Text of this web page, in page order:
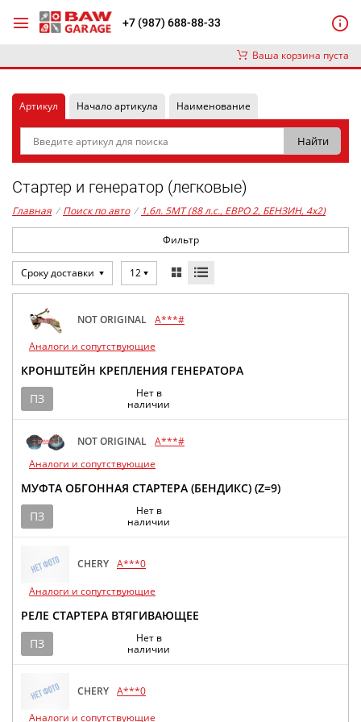
+7 (987) 688-88-33
Ваша корзина пуста
Артикул Начало артикула Наименование
Стартер и генератор (легковые)
Главная / Поиск по авто / 1,6л. 5MT (88 л.с., ЕВРО 2, БЕНЗИН, 4x2)
Фильтр
Сроку доставки 12
NOT ORIGINAL A***#
Аналоги и сопутствующие
КРОНШТЕЙН КРЕПЛЕНИЯ ГЕНЕРАТОРА
ПЗ
Нет в
наличии
NOT ORIGINAL A***#
Аналоги и сопутствующие
МУФТА ОБГОННАЯ СТАРТЕРА (БЕНДИКС) (Z=9)
ПЗ
Нет в
наличии
CHERY A***0
Аналоги и сопутствующие
РЕЛЕ СТАРТЕРА ВТЯГИВАЮЩЕЕ
ПЗ
Нет в
наличии
CHERY A***0
Аналоги и сопутствующие